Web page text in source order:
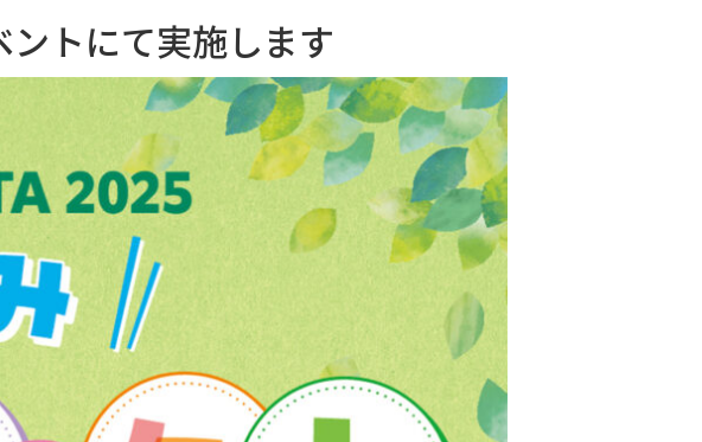
ントにて実施します